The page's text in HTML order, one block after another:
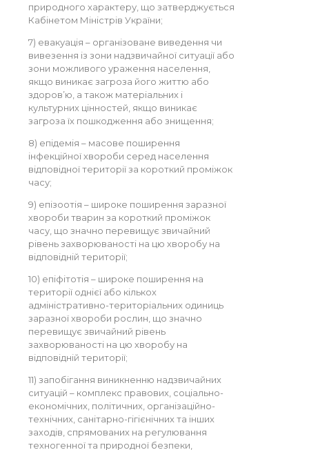
природного характеру, що затверджується
Кабінетом Міністрів України;
7) евакуація – організоване виведення чи
вивезення із зони надзвичайної ситуації або
зони можливого ураження населення,
якщо виникає загроза його життю або
здоров’ю, а також матеріальних і
культурних цінностей, якщо виникає
загроза їх пошкодження або знищення;
8) епідемія – масове поширення
інфекційної хвороби серед населення
відповідної території за короткий проміжок
часу;
9) епізоотія – широке поширення заразної
хвороби тварин за короткий проміжок
часу, що значно перевищує звичайний
рівень захворюваності на цю хворобу на
відповідній території;
10) епіфітотія – широке поширення на
території однієї або кількох
адміністративно-територіальних одиниць
заразної хвороби рослин, що значно
перевищує звичайний рівень
захворюваності на цю хворобу на
відповідній території;
11) запобігання виникненню надзвичайних
ситуацій – комплекс правових, соціально-
економічних, політичних, організаційно-
технічних, санітарно-гігієнічних та інших
заходів, спрямованих на регулювання
техногенної та природної безпеки,